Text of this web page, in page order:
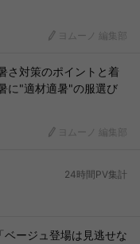
ヨムーノ 編集部
さ対策のポイントと着
に"適材適暑"の服選び
ヨムーノ 編集部
24時間PV集計
ベージュ登場は見逃せな